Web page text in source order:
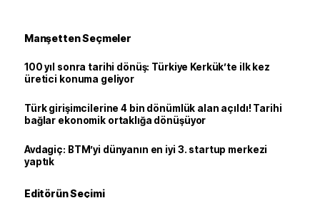
Manşetten Seçmeler
100 yıl sonra tarihi dönüş: Türkiye Kerkük’te ilk kez
üretici konuma geliyor
Türk girişimcilerine 4 bin dönümlük alan açıldı! Tarihi
bağlar ekonomik ortaklığa dönüşüyor
Avdagiç: BTM’yi dünyanın en iyi 3. startup merkezi
yaptık
Editörün Seçimi